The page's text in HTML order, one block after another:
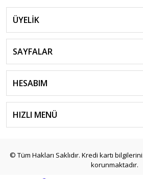
ÜYELİK
SAYFALAR
HESABIM
HIZLI MENÜ
© Tüm Hakları Saklıdır. Kredi kartı
korunmaktadır.